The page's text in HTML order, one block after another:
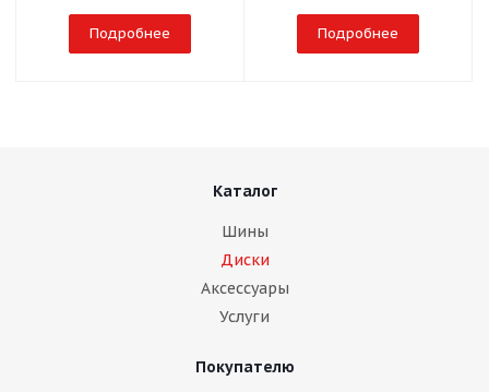
Подробнее Подробнее
Каталог
Шины
Диски
Аксессуары
Услуги
Покупателю